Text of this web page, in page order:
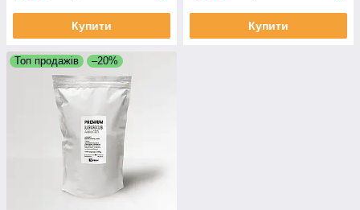
Купити Купити
Топ продажів –20%